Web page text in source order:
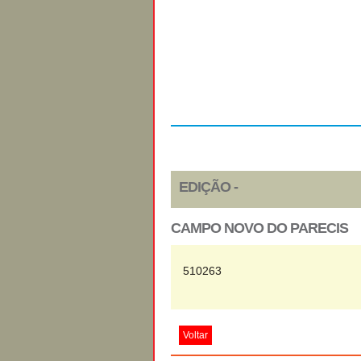
EDIÇÃO -
CAMPO NOVO DO PARECIS
510263
Voltar